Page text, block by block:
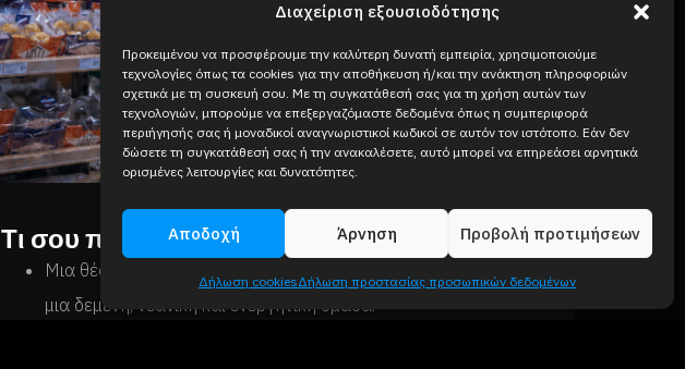
Διαχείριση εξουσιοδότησης
Προκειμένου να προσφέρουμε την καλύτερη δυνατή εμπειρία, χρησιμοποιούμε
τεχνολογίες όπως τα cookies για την αποθήκευση ή/και την ανάκτηση πληροφοριών
σχετικά με τη συσκευή σου. Με τη συγκατάθεσή σας για τη χρήση αυτών των
τεχνολογιών, μπορούμε να επεξεργαζόμαστε δεδομένα όπως η συμπεριφορά
περιήγησής σας ή μοναδικοί αναγνωριστικοί κωδικοί σε αυτόν τον ιστότοπο. Εάν δεν
δώσετε τη συγκατάθεσή σας ή την ανακαλέσετε, αυτό μπορεί να επηρεάσει αρνητικά
ορισμένες λειτουργίες και δυνατότητες.
Αποδοχή Άρνηση Προβολή προτιμήσεων
Δήλωση cookiesΔήλωση προστασίας προσωπικών δεδομένων
Τι σου προσφέρουμε;
Μια θέση μερικής απασχόλησης (32 ώρες την εβδομάδα) σε
μια δεμένη, νεανική και ενεργητική ομάδα.